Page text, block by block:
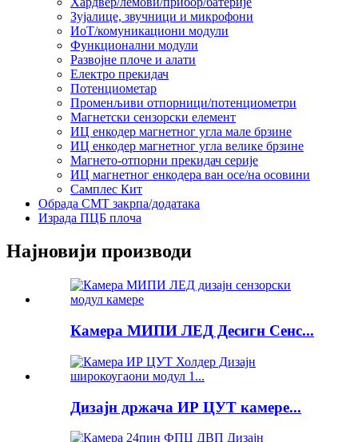
Зујалице, звучници и микрофони
ИоТ/комуникациони модули
Функционални модули
Развојне плоче и алати
Електро прекидач
Потенциометар
Променљиви отпорници/потенциометри
Магнетски сензорски елемент
ИЦ енкодер магнетног угла мале брзине
ИЦ енкодер магнетног угла велике брзине
Магнето-отпорни прекидач серије
ИЦ магнетног енкодера ван осе/на осовини
Самплес Кит
Обрада СМТ закрпа/додатака
Израда ПЦБ плоча
Најновији производи
Камера МИПИ ЛЕД Десигн Сенс...
Дизајн држача ИР ЦУТ камере...